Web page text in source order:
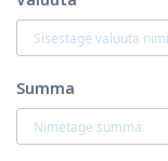
Summa